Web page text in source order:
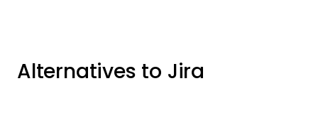
Alternatives to Jira